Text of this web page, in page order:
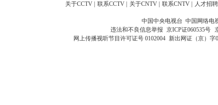
关于CCTV 联系CCTV 关于CNTV 联系CNTV 人才招聘
中国中央电视台 中国网络电
违法和不良信息举报 京ICP证060535号
网上传播视听节目许可证号 0102004 新出网证（京）